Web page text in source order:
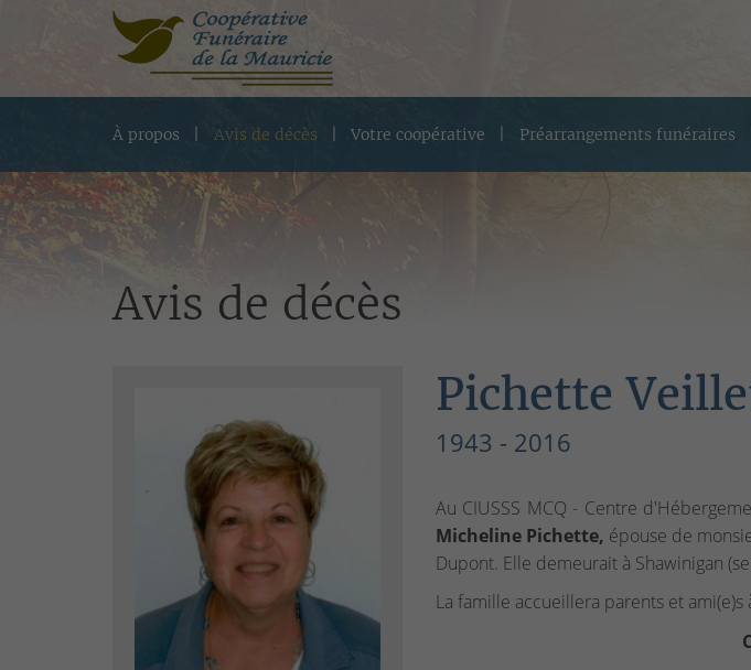
À propos Avis de décès Votre coopérative Préarrangements funéraires
Avis de décès
Pichette
1943 - 2016
Au CIUSSS MCQ - Centre
Micheline Pichette, épouse de
Dupont. Elle demeurait à Shawinigan
La famille accueillera parents et ami(e)s